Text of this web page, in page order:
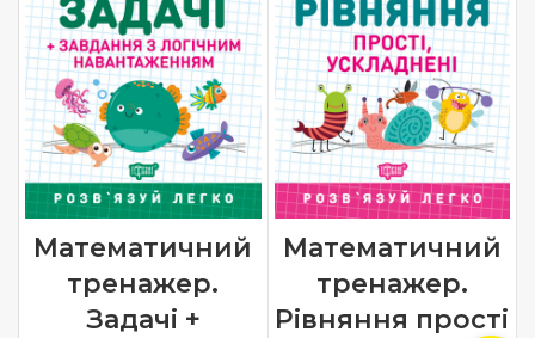
Математичний
тренажер.
Задачі +
Математичний
тренажер.
Рівняння прості